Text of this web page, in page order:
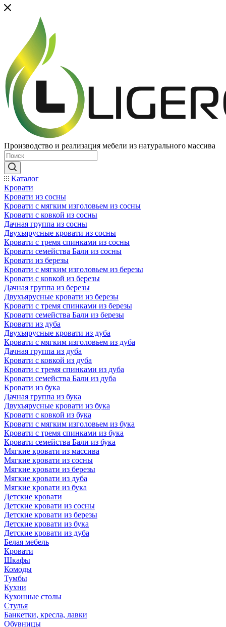
Производство и реализация мебели из натурального массива
Каталог
Кровати
Кровати из сосны
Кровати с мягким изголовьем из сосны
Кровати с ковкой из сосны
Дачная группа из сосны
Двухъярусные кровати из сосны
Кровати с тремя спинками из сосны
Кровати семейства Бали из сосны
Кровати из березы
Кровати с мягким изголовьем из березы
Кровати с ковкой из березы
Дачная группа из березы
Двухъярусные кровати из березы
Кровати с тремя спинками из березы
Кровати семейства Бали из березы
Кровати из дуба
Двухъярусные кровати из дуба
Кровати с мягким изголовьем из дуба
Дачная группа из дуба
Кровати с ковкой из дуба
Кровати с тремя спинками из дуба
Кровати семейства Бали из дуба
Кровати из бука
Дачная группа из бука
Двухъярусные кровати из бука
Кровати с ковкой из бука
Кровати с мягким изголовьем из бука
Кровати с тремя спинками из бука
Кровати семейства Бали из бука
Мягкие кровати из массива
Мягкие кровати из сосны
Мягкие кровати из березы
Мягкие кровати из дуба
Мягкие кровати из бука
Детские кровати
Детские кровати из сосны
Детские кровати из березы
Детские кровати из бука
Детские кровати из дуба
Белая мебель
Кровати
Шкафы
Комоды
Тумбы
Кухни
Кухонные столы
Стулья
Банкетки, кресла, лавки
Обувницы